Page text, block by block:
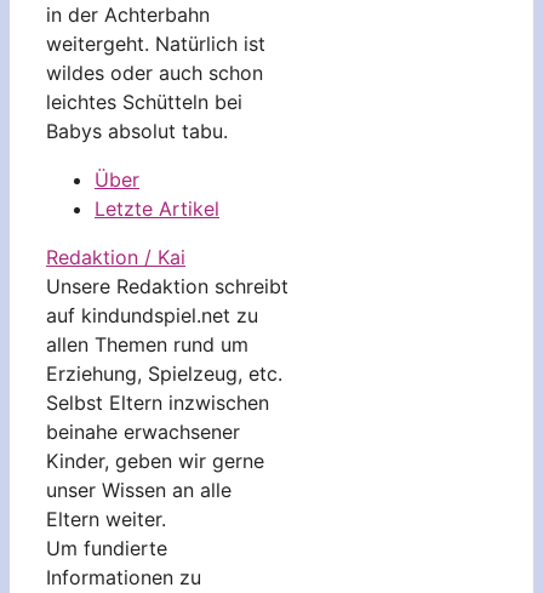
in der Achterbahn
weitergeht. Natürlich ist
wildes oder auch schon
leichtes Schütteln bei
Babys absolut tabu.
Über
Letzte Artikel
Redaktion / Kai
Unsere Redaktion schreibt
auf kindundspiel.net zu
allen Themen rund um
Erziehung, Spielzeug, etc.
Selbst Eltern inzwischen
beinahe erwachsener
Kinder, geben wir gerne
unser Wissen an alle
Eltern weiter.
Um fundierte
Informationen zu